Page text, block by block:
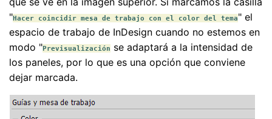
"Hacer coincidir mesa de trabajo con el color del tema" el
espacio de trabajo de InDesign cuando no estemos en
modo "Previsualización se adaptará a la intensidad de
los paneles, por lo que es una opción que conviene
dejar marcada.